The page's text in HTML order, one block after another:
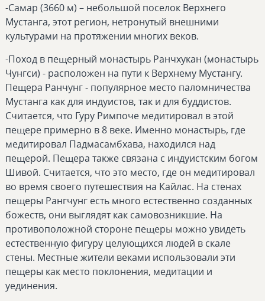
-Самар (3660 м) – небольшой поселок Верхнего
Мустанга, этот регион, нетронутый внешними
культурами на протяжении многих веков.
-Поход в пещерный монастырь Ранчхукан (монастырь
Чунгси) - расположен на пути к Верхнему Мустангу.
Пещера Ранчунг - популярное место паломничества
Мустанга как для индуистов, так и для буддистов.
Считается, что Гуру Римпоче медитировал в этой
пещере примерно в 8 веке. Именно монастырь, где
медитировал Падмасамбхава, находился над
пещерой. Пещера также связана с индуистским богом
Шивой. Считается, что это место, где он медитировал
во время своего путешествия на Кайлас. На стенах
пещеры Рангчунг есть много естественно созданных
божеств, они выглядят как самовозникшие. На
противоположной стороне пещеры можно увидеть
естественную фигуру целующихся людей в скале
стены. Местные жители веками использовали эти
пещеры как место поклонения, медитации и
уединения.